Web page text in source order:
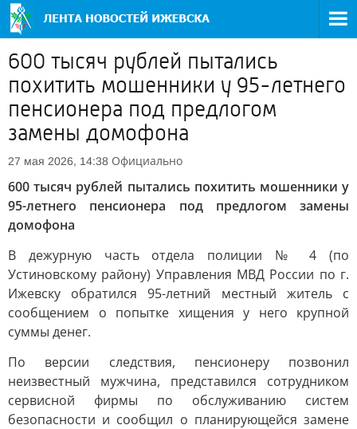
600 тысяч рублей пытались
похитить мошенники у 95-летнего
пенсионера под предлогом
замены домофона
27 мая 2026, 14:38 Официально
600 тысяч рублей пытались похитить мошенники у
95-летнего пенсионера под предлогом замены
домофона
В дежурную часть отдела полиции № 4 (по
Устиновскому району) Управления МВД России по г.
Ижевску обратился 95-летний местный житель с
сообщением о попытке хищения у него крупной
суммы денег.
По версии следствия, пенсионеру позвонил
неизвестный мужчина, представился сотрудником
сервисной фирмы по обслуживанию систем
безопасности и сообщил о планирующейся замене